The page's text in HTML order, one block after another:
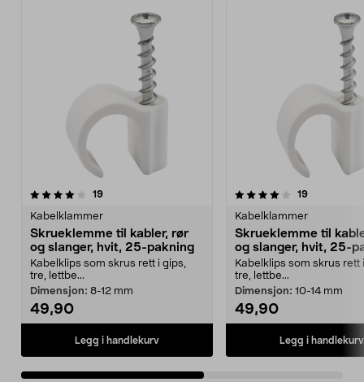
19anmeldelser
Kabelklammer
Skrueklemme til kabler, rør
og slanger, hvit, 25-pakning
Kabelklips som skrus rett i gips,
tre, lettbe...
Dimensjon: 8-12 mm
49,90
Legg i handlekurv
4.0av 5 stjerner 19anmeldelser
Kabelklammer
Skrueklemme til
og slanger, hvit, 25-
Kabelklips som skrus rett
tre, lettbe...
Dimensjon: 10-14 mm
49,90
Legg i handlekurv
4.0av 5 stjerner